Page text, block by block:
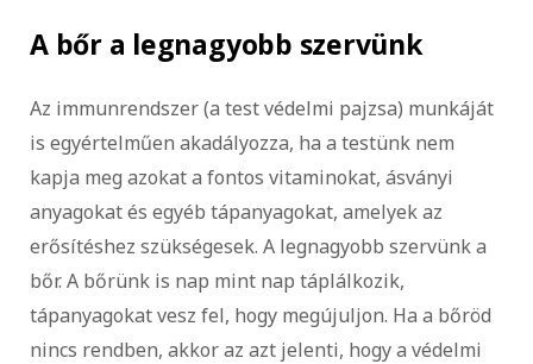
A bőr a legnagyobb szervünk
Az immunrendszer (a test védelmi pajzsa) munkáját
is egyértelműen akadályozza, ha a testünk nem
kapja meg azokat a fontos vitaminokat, ásványi
anyagokat és egyéb tápanyagokat, amelyek az
erősítéshez szükségesek. A legnagyobb szervünk a
bőr. A bőrünk is nap mint nap táplálkozik,
tápanyagokat vesz fel, hogy megújuljon. Ha a bőröd
nincs rendben, akkor az azt jelenti, hogy a védelmi